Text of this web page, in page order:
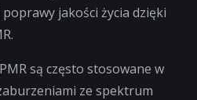
jakości życia dzięki
są często stosowane w
ze spektrum